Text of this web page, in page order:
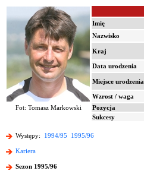
Imię
Nazwisko
Kraj
Data urodzenia
Miejsce urodzenia
Wzrost / waga
Fot: Tomasz Markowski
Pozycja
Sukcesy
Występy: 1994/95 1995/96
Kariera
Sezon 1995/96